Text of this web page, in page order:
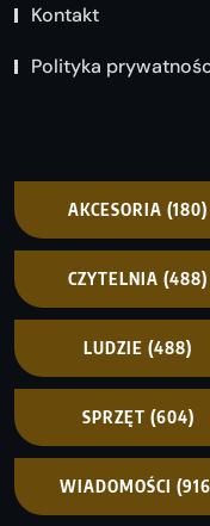
Kontakt
Polityka
AKCESORIA (180)
CZYTELNIA (488)
LUDZIE (488)
SPRZĘT (604)
WIADOMOŚCI